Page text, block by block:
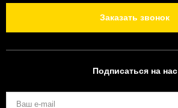
Заказать звонок
Подписаться на нас